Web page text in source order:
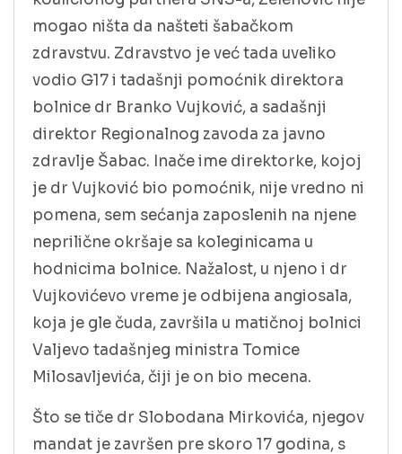
mogao ništa da našteti šabačkom
zdravstvu. Zdravstvo je već tada uveliko
vodio G17 i tadašnji pomoćnik direktora
bolnice dr Branko Vujković, a sadašnji
direktor Regionalnog zavoda za javno
zdravlje Šabac. Inače ime direktorke, kojoj
je dr Vujković bio pomoćnik, nije vredno ni
pomena, sem sećanja zaposlenih na njene
neprilične okršaje sa koleginicama u
hodnicima bolnice. Nažalost, u njeno i dr
Vujkovićevo vreme je odbijena angiosala,
koja je gle čuda, završila u matičnoj bolnici
Valjevo tadašnjeg ministra Tomice
Milosavljevića, čiji je on bio mecena.
Što se tiče dr Slobodana Mirkovića, njegov
mandat je završen pre skoro 17 godina, s